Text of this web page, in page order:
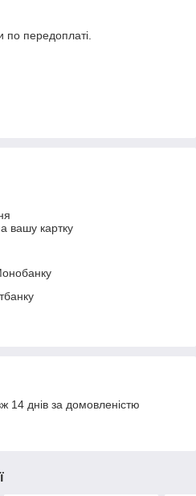
по передоплаті.
вашу картку
14 днів за домовленістю